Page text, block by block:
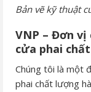
Bản vẽ kỹ thuật
VNP – Đơn vị
cửa phai
Chúng tôi là một
phai chất lượng